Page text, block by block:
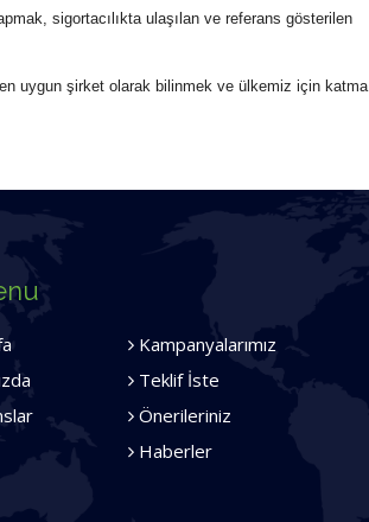
sigortacılıkta ulaşılan ve referans gösterilen
uygun şirket olarak bilinmek ve ülkemiz için katma
Kampanyalarımız
Teklif İste
Önerileriniz
Haberler